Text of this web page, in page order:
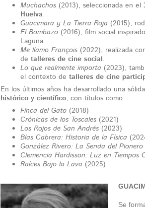
Muchachos(2013), seleccionada en el
Huelva.
Guacimara y La Tierra Roja(2015),
El Bombazo(2016), film social
Laguna.
Me llamo François(2022), realizada
de talleres de cine social.
Lo que realmente importa(2023),
el contexto de talleres de cine
En los últimos años ha desarrollado una
histórico y científico, con títulos como:
Finca del Gato(2018)
Crónicas de los Toscales(2021)
Los Rojos de San Andrés(2023)
Blas Cabrera: Historia de la Física
González Rivero: La Senda del Pionero
Clemencia Hardisson: Luz en Tiempos
Raíces Bajo la Lava(2025)
Se